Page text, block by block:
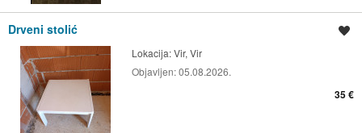
Drveni stolić
Lokacija:Vir, Vir
Objavljen:05.08.2026.
35 €